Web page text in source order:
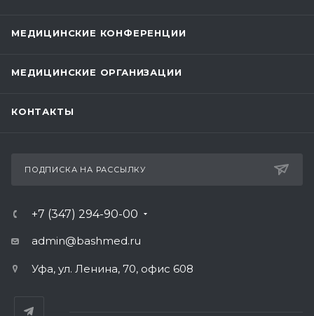
МЕДИЦИНСКИЕ КОНФЕРЕНЦИИ
МЕДИЦИНСКИЕ ОРГАНИЗАЦИИ
КОНТАКТЫ
ПОДПИСКА НА РАССЫЛКУ
+7 (347) 294-90-00
admin@bashmed.ru
Уфа, ул. Ленина, 70, офис 608